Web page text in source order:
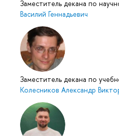
Заместитель декана по
Василий Геннадьевич
Заместитель декана по
Колесников Александр